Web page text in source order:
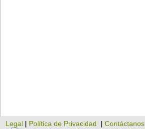
Legal | Política de Privacidad |Contáctanos